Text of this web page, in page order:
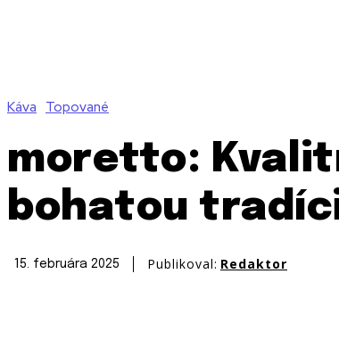
Káva Topované
moretto:
bohatou
15. februára 2025 Publikoval: Redaktor